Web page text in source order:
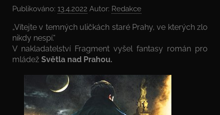
Publikováno: 13.4.2022 Autor: Redakce
„Vítejte v temných uličkách staré Prahy, ve kterých zlo
nikdy nespí.“
V nakladatelství Fragment vyšel fantasy román pro
mládež Světla nad Prahou.